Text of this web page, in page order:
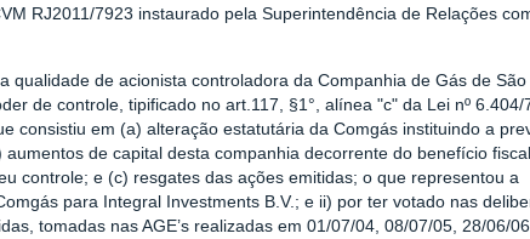
RJ2011/7923 instaurado pela Superintendência de Relações
qualidade de acionista controladora da Companhia de Gás de
de controle, tipificado no art.117, §1°, alínea "c" da Lei nº 6.404/
consistiu em (a) alteração estatutária da Comgás instituindo a
de capital desta companhia decorrente do benefício
controle; e (c) resgates das ações emitidas; o que representou a
para Integral Investments B.V.; e ii) por ter votado nas
tomadas nas AGE’s realizadas em 01/07/04, 08/07/05, 28/06/06,